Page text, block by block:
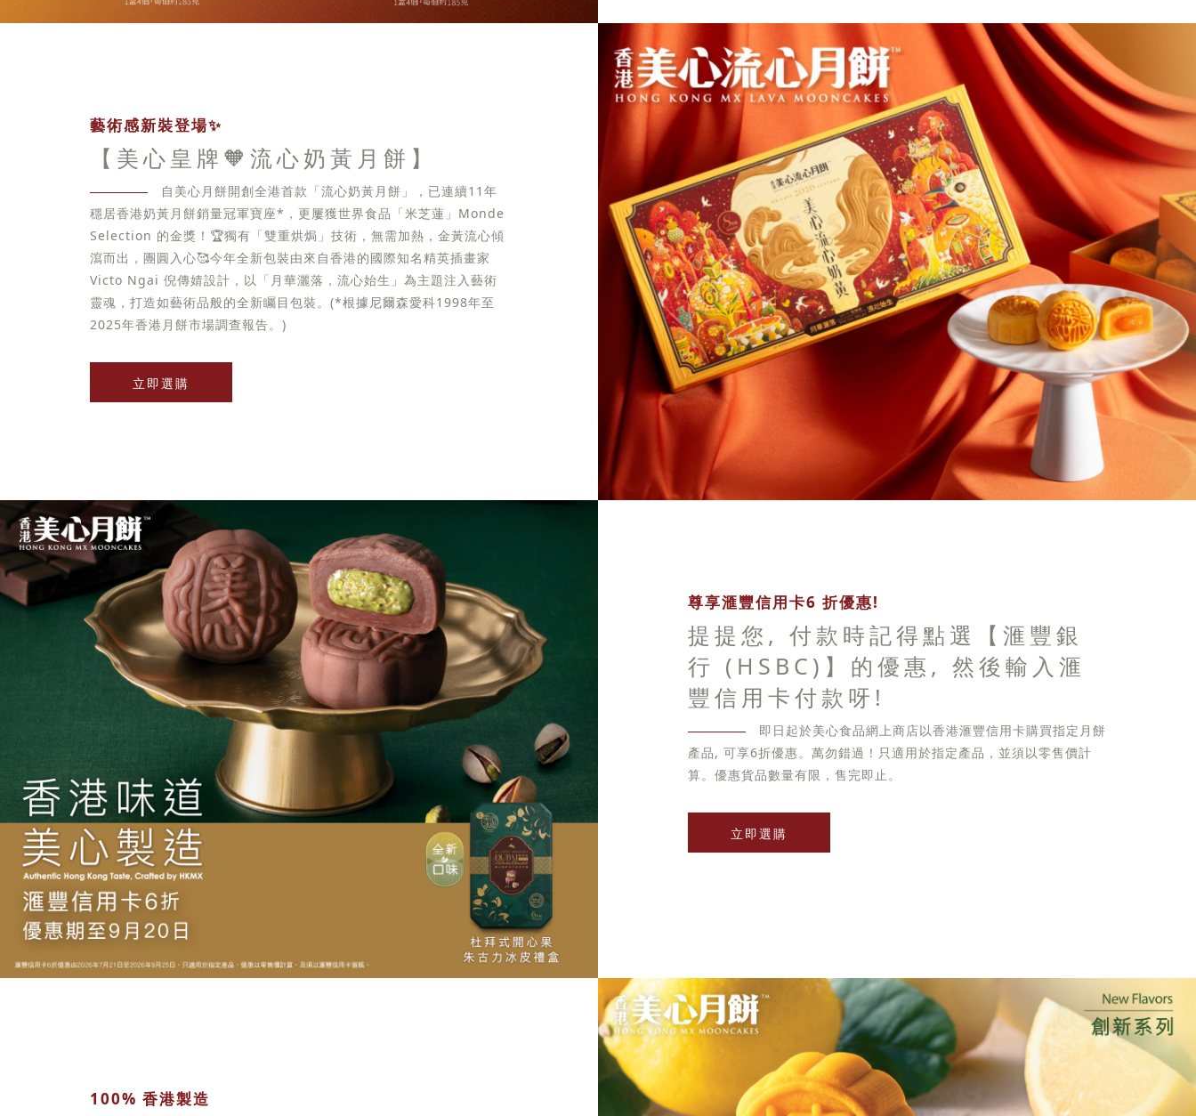
藝術感新裝登場✨
【美心皇牌🧡流心奶黃月餅】
自美心月餅開創全港首款「流心奶黃月餅」，已連續11年
穩居香港奶黃月餅銷量冠軍寶座*，更屢獲世界食品「米芝蓮」Monde
Selection 的金獎！🏆獨有「雙重烘焗」技術，無需加熱，金黃流心傾
瀉而出，團圓入心🥰今年全新包裝由來自香港的國際知名精英插畫家
Victo Ngai 倪傳婧設計，以「月華灑落，流心始生」為主題注入藝術
靈魂，打造如藝術品般的全新矚目包裝。(*根據尼爾森愛科1998年至
2025年香港月餅市場調查報告。)
立即選購
尊享滙豐信用卡6 折優惠!
提提您, 付款時記得點選【滙豐銀
行 (HSBC)】的優惠, 然後輸入滙
豐信用卡付款呀!
即日起於美心食品網上商店以香港滙豐信用卡購買指定月餅
產品, 可享6折優惠。萬勿錯過！只適用於指定產品，並須以零售價計
算。優惠貨品數量有限，售完即止。
立即選購
100% 香港製造